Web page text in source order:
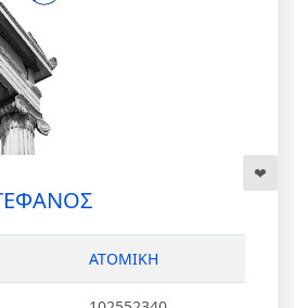
ΑΤΟΜΙΚΗ